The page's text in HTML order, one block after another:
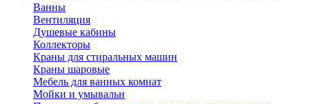
Ванны
Вентиляция
Душевые кабины
Коллекторы
Краны для стиральных машин
Краны шаровые
Мебель для ванных комнат
Мойки и умывальн